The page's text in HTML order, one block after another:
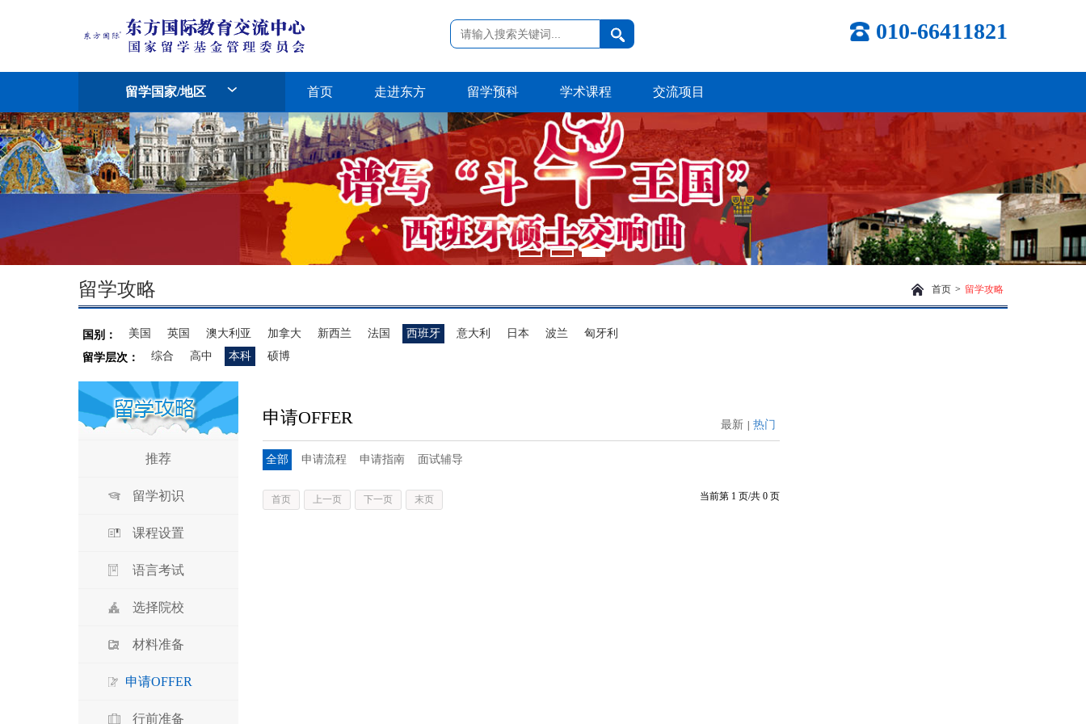
010-66411821
留学国家/地区 首页 走进东方 留学预科 学术课程 交流项目
留学攻略 首页 > 留学攻略
国别： 美国 英国 澳大利亚 加拿大 新西兰 法国 西班牙 意大利 日本 波兰
匈牙利
留学层次：
综合 高中 本科 硕博
推荐
留学初识
课程设置
语言考试
选择院校
材料准备
申请OFFER
行前准备
申请OFFER 最新 热门
全部 申请流程 申请指南 面试辅导
末页
下一页
上一页
首页 当前第 1 页/共 0 页